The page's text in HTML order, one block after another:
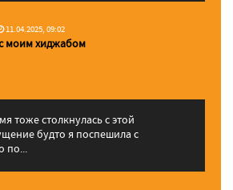
11.04.2025, 09:02
моим хиджабом
тоже столкнулась с этой
будто я поспешила с
по...